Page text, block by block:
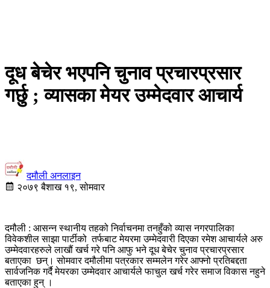
दूध बेचेर भएपनि चुनाव प्रचारप्रसार
गर्छु ; व्यासका मेयर उम्मेदवार आचार्य
दमौली अनलाइन
२०७९ बैशाख १९, सोमवार
दमौली : आसन्न स्थानीय तहको निर्वाचनमा तनहुँको व्यास नगरपालिका
विवेकशील साझा पार्टीको तर्फबाट मेयरमा उम्मेदवारी दिएका रमेश आचार्यले अरु
उम्मेदवारहरुले लाखौं खर्च गरे पनि आफु भने दूध बेचेर चुनाव प्रचारप्रसार
बताएका छन्। सोमवार दमौलीमा पत्रकार सम्मलेन गरेर आफ्नो प्रतिबद्दता
सार्वजनिक गर्दै मेयरका उम्मेदवार आचार्यले फाचुल खर्च गरेर समाज विकास नहुने
बताएका हुन् ।